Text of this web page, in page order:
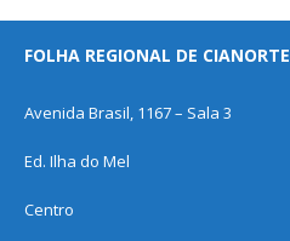
FOLHA REGIONAL DE CIANORTE
Avenida Brasil, 1167 – Sala 3
Ed. Ilha do Mel
Centro